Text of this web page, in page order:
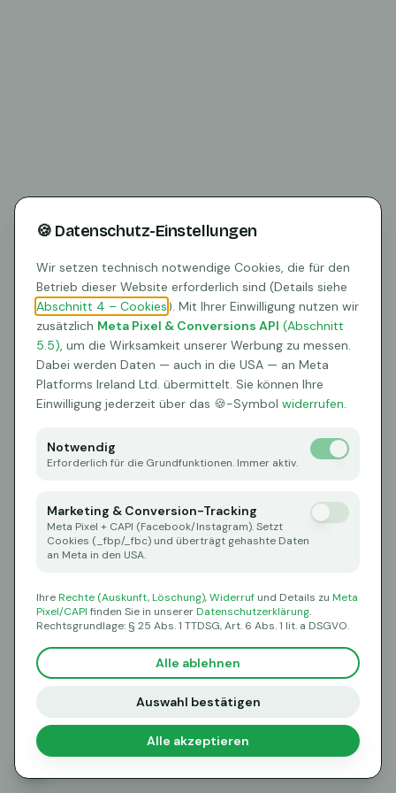
404
Oops! Page not found
🍪
🍪 Datenschutz-Einstellungen
Wir setzen technisch notwendige Cookies, die für den
Betrieb dieser Website erforderlich sind (Details siehe
Abschnitt 4 – Cookies ). Mit Ihrer Einwilligung nutzen wir
zusätzlich Meta Pixel & Conversions API (Abschnitt
5.5), um die Wirksamkeit unserer Werbung zu messen.
Dabei werden Daten — auch in die USA — an Meta
Platforms Ireland Ltd. übermittelt. Sie können Ihre
Einwilligung jederzeit über das 🍪-Symbol widerrufen.
Notwendig
Erforderlich für die Grundfunktionen. Immer aktiv.
Marketing & Conversion-Tracking
Meta Pixel + CAPI (Facebook/Instagram). Setzt
Cookies (_fbp/_fbc) und überträgt gehashte Daten
an Meta in den USA.
IhreRechte (Auskunft, Löschung),Widerruf und Details zu Meta
Pixel/CAPI finden Sie in unsererDatenschutzerklärung.
Rechtsgrundlage: § 25 Abs. 1 TTDSG, Art. 6 Abs. 1 lit. a DSGVO.
Alle ablehnen
Auswahl bestätigen
Alle akzeptieren